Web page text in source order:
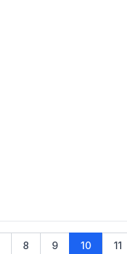
8 9 10 11